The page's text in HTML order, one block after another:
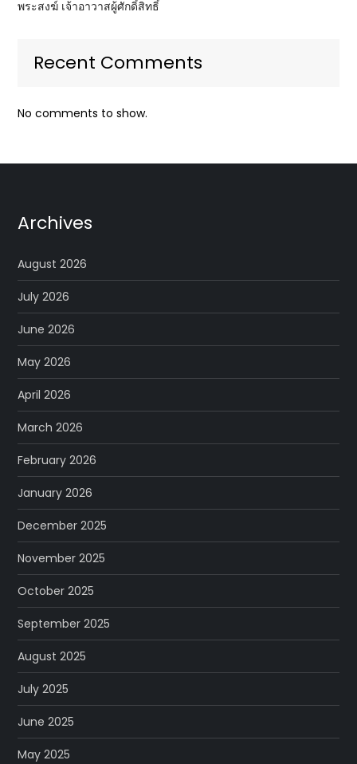
พระสงฆ์ เจ้าอาวาสผู้ศักดิ์สิทธิ์
Recent Comments
No comments to show.
Archives
August 2026
July 2026
June 2026
May 2026
April 2026
March 2026
February 2026
January 2026
December 2025
November 2025
October 2025
September 2025
August 2025
July 2025
June 2025
May 2025